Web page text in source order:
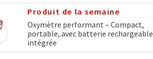
Produit de la semaine
Oxymètre performant – Compact,
portable, avec batterie rechargeable
intégrée